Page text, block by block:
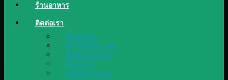
ร้านอาหาร
ติดต่อเรา
เกี่ยวกับเรา
คำถามที่พบบ่อย
ขั้นตอนการจอง
สมัครงาน
แจ้งปัญหาต่างๆ